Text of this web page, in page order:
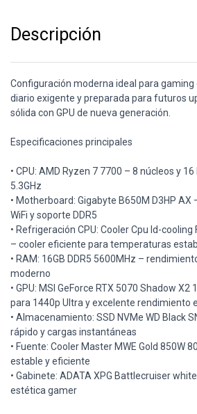
Descripción
Configuración moderna ideal para gaming
diario exigente y preparada para futuros
sólida con GPU de nueva generación.
Especificaciones principales
• CPU: AMD Ryzen 7 7700 – 8 núcleos y
5.3GHz
• Motherboard: Gigabyte B650M D3HP
WiFi y soporte DDR5
• Refrigeración CPU: Cooler Cpu Id-
– cooler eficiente para temperaturas
• RAM: 16GB DDR5 5600MHz –
moderno
• GPU: MSI GeForce RTX 5070 Shadow X2
para 1440p Ultra y excelente rendimiento
• Almacenamiento: SSD NVMe WD Black
rápido y cargas instantáneas
• Fuente: Cooler Master MWE Gold 850W
estable y eficiente
• Gabinete: ADATA XPG Battlecruiser
estética gamer